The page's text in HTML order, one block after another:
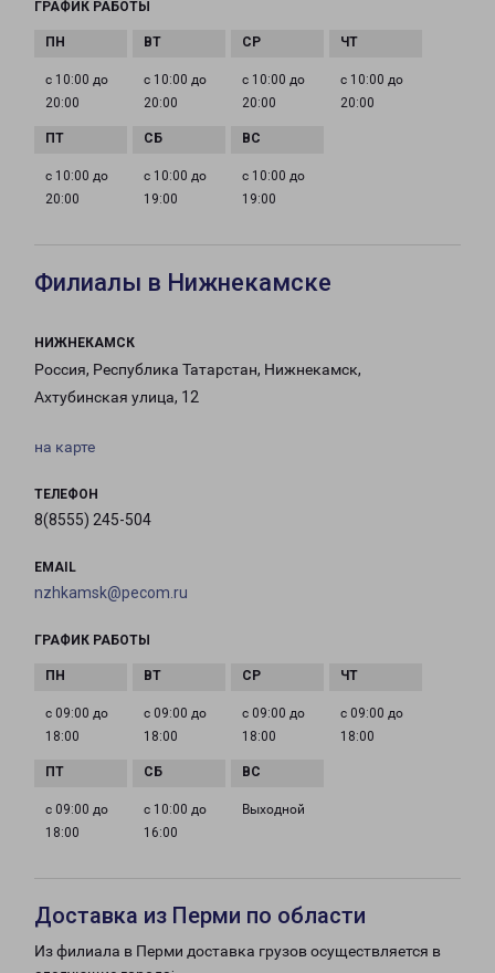
ГРАФИК РАБОТЫ
с 10:00 до
20:00
с 10:00 до
20:00
с 10:00 до
20:00
с 10:00 до
20:00
с 10:00 до
20:00
с 10:00 до
19:00
с 10:00 до
19:00
Филиалы в Нижнекамске
НИЖНЕКАМСК
Россия, Республика Татарстан, Нижнекамск,
Ахтубинская улица, 12
на карте
ТЕЛЕФОН
8(8555) 245-504
EMAIL
nzhkamsk@pecom.ru
ГРАФИК РАБОТЫ
с 09:00 до
18:00
с 09:00 до
18:00
с 09:00 до
18:00
с 09:00 до
18:00
с 09:00 до
18:00
с 10:00 до
16:00
Выходной
Доставка из Перми по области
Из филиала в Перми доставка грузов осуществляется в